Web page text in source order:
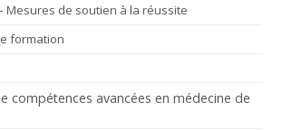
Mesures de soutien à la réussite
formation
compétences avancées en médecine de